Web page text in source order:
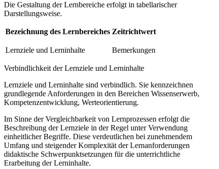
Die Gestaltung der Lernbereiche erfolgt in tabellarischer
Darstellungsweise.
Bezeichnung des Lernbereiches Zeitrichtwert
Lernziele und Lerninhalte Bemerkungen
Verbindlichkeit der Lernziele und Lerninhalte
Lernziele und Lerninhalte sind verbindlich. Sie kennzeichnen
grundlegende Anforderungen in den Bereichen Wissenserwerb,
Kompetenzentwicklung, Werteorientierung.
Im Sinne der Vergleichbarkeit von Lernprozessen erfolgt die
Beschreibung der Lernziele in der Regel unter Verwendung
einheitlicher Begriffe. Diese verdeutlichen bei zunehmendem
Umfang und steigender Komplexität der Lernanforderungen
didaktische Schwerpunktsetzungen für die unterrichtliche
Erarbeitung der Lerninhalte.